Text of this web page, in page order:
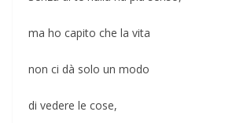
ma ho capito che la vita
non ci dà solo un modo
di vedere le cose,